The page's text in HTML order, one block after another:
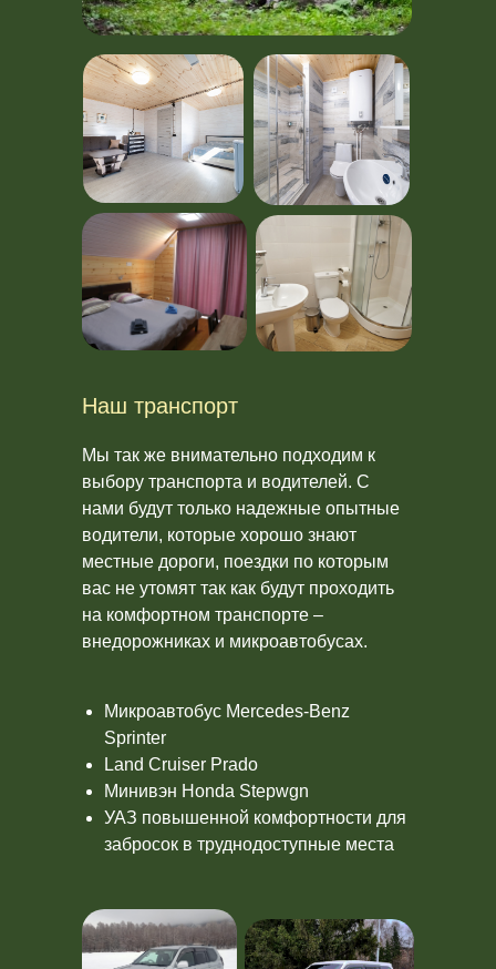
Микроавтобус Mercedes-Benz
Sprinter
Land Cruiser Prado
Минивэн Honda Stepwgn
УАЗ повышенной комфортности для
забросок в труднодоступные места
Наш транспорт
Мы так же внимательно подходим к
выбору транспорта и водителей. С
нами будут только надежные опытные
водители, которые хорошо знают
местные дороги, поездки по которым
вас не утомят так как будут проходить
на комфортном транспорте –
внедорожниках и микроавтобусах.